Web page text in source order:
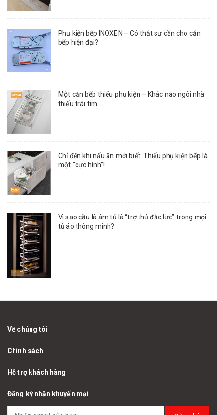
Phụ kiện bếp INOXEN – Có thật sự cần cho căn
bếp hiện đại?
Một căn bếp thiếu phụ kiện – Khác nào ngôi nhà
thiếu trái tim
Chỉ đến khi nấu ăn mới biết: Thiếu phụ kiện bếp là
một “cực hình”!
Vì sao cầu là âm tủ là “trợ thủ đắc lực” trong mọi
tủ áo thông minh?
Về chúng tôi
Chính sách
Hỗ trợ khách hàng
Đăng ký nhận khuyến mại